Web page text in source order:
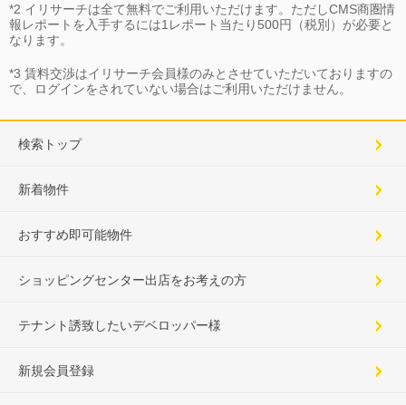
*2 イリサーチは全て無料でご利用いただけます。ただしCMS商圏情
報レポートを入手するには1レポート当たり500円（税別）が必要と
なります。
*3 賃料交渉はイリサーチ会員様のみとさせていただいておりますの
で、ログインをされていない場合はご利用いただけません。
検索トップ
新着物件
おすすめ即可能物件
ショッピングセンター出店をお考えの方
テナント誘致したいデベロッパー様
新規会員登録